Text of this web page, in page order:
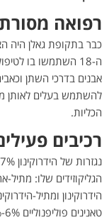
רפואה
כבר בתקופת גאלן היה
ה-18 השתמשו בו
אבנים בדרכי השתן
להשתמש בעלים לאותן
הכליות.
רכיבים
הידרוקינון ומתיל-
טאנינים פוליפנוליים 6%-20%, בעיקר:gallotannins.